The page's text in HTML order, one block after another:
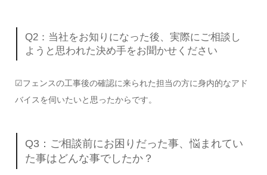
Q2：当社をお知りになった後、実際にご相談し
ようと思われた決め手をお聞かせください
☑フェンスの工事後の確認に来られた担当の方に身内的なアド
バイスを伺いたいと思ったからです。
Q3：ご相談前にお困りだった事、悩まれてい
た事はどんな事でしたか？